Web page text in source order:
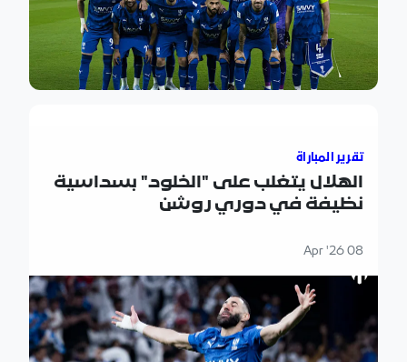
تقرير المباراة
الهلال يتغلب على "الخلود" بسداسية
نظيفة في دوري روشن
08 Apr '26